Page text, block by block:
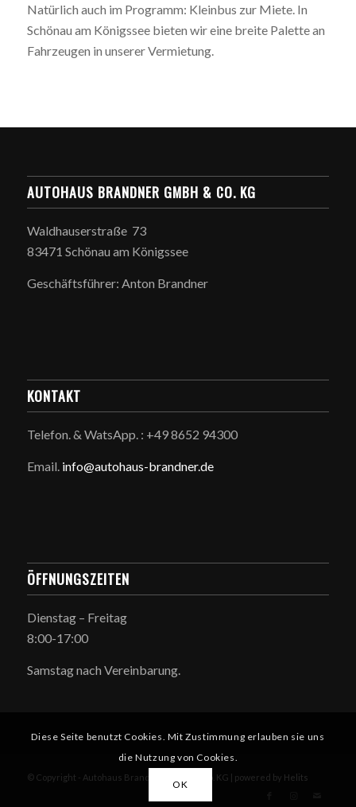
Natürlich auch im Programm: Kleinbus zur Miete. In
Schönau am Königssee bieten wir eine breite Palette an
Fahrzeugen in unserer Vermietung.
AUTOHAUS BRANDNER GMBH & CO. KG
Waldhauserstraße 73
83471 Schönau am Königssee
Geschäftsführer: Anton Brandner
KONTAKT
Telefon. & WatsApp. : +49 8652 94300
Email. info@autohaus-brandner.de
ÖFFNUNGSZEITEN
Dienstag – Freitag
8:00-17:00
Samstag nach Vereinbarung.
© Copyright - Autohaus Brandner GmbH & Co. KG | powered by Helits
Diese Seite benutzt Cookies. Mit Zustimmung erlauben sie uns
die Nutzung von Cookies.
OK